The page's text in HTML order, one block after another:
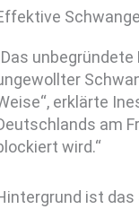
erklärte
am
wird.“
ist das